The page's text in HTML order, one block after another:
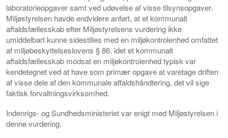
laboratorieopgaver samt ved udøvelse af visse tilsynsopgaver.
Miljøstyrelsen havde endvidere anført, at et kommunalt
affaldsfællesskab efter Miljøstyrelsens vurdering ikke
umiddelbart kunne sidestilles med en miljøkontrolenhed omfattet
af miljøbeskyttelseslovens § 86, idet et kommunalt
affaldsfællesskab modsat en miljøkontrolenhed typisk var
kendetegnet ved at have som primær opgave at varetage driften
af visse dele af den kommunale affaldshåndtering, det vil sige
faktisk forvaltningsvirksomhed.
Indenrigs- og Sundhedsministeriet var enigt med Miljøstyrelsen i
denne vurdering.